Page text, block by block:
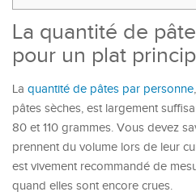
La quantité de
pour un plat
La quantité de pâtes par personne
pâtes sèches, est largement
80 et 110 grammes. Vous devez
prennent du volume lors de leur
est vivement recommandé de
quand elles sont encore crues.